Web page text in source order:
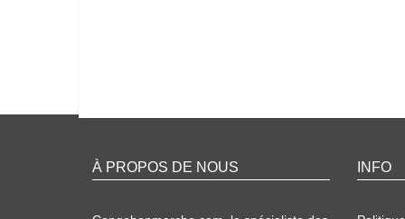
À PROPOS DE NOUS INFO